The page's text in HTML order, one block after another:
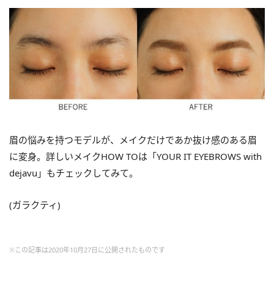
眉の悩みを持つモデルが、メイクだけであか抜け感のある眉
に変身。詳しいメイクHOW TOは 「YOUR ITEYEBROWS with
dejavu 」もチェックしてみて。
(ガラクティ)
※この記事は2020年10月27日に公開されたものです